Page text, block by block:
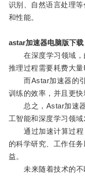
识别、自然语言处理
和性能。
astar加速器电脑版下载
在深度学习领域，
推理过程需要耗费大量
而Astar加速器的引
训练的效率，并且更快
总之，Astar加速器
工智能和深度学习领域
通过加速计算过程
的科学研究、工作任
益。
未来随着技术的不